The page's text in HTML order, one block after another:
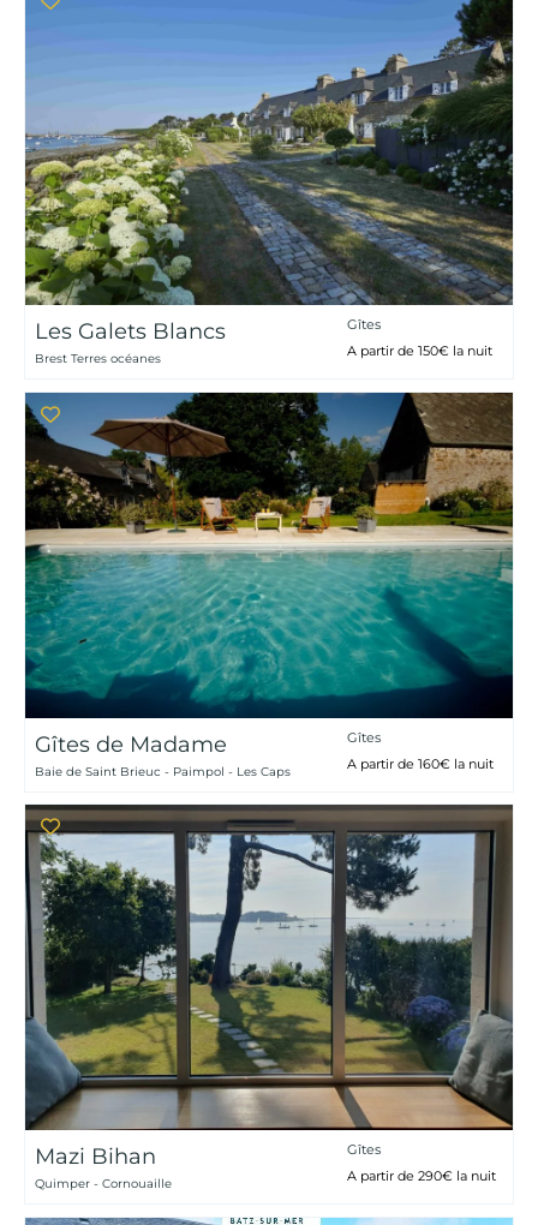
Les Galets Blancs
Brest Terres océanes
Gîtes
A partir de 150€ la nuit
Gîtes de Madame
Baie de Saint Brieuc - Paimpol - Les Caps
Gîtes
A partir de 160€ la nuit
Mazi Bihan
Quimper - Cornouaille
Gîtes
A partir de 290€ la nuit